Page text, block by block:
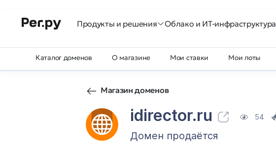
Продукты и решения Облако и ИТ-инфраструктура
Каталог доменов О магазине Мои ставки Мои лоты
Магазин доменов
idirector.ru 54
Домен продаётся